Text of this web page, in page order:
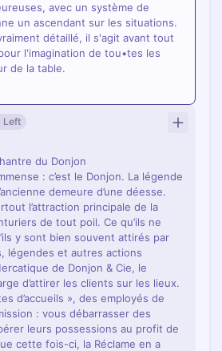
avec un système de
un ascendant sur les situations.
détaillé, il s'agit avant tout
l'imagination de tou•tes les
de la table.
Left
du Donjon
: c’est le Donjon. La légende
demeure d’une déesse.
l’attraction principale de la
de tout poil. Ce qu’ils ne
y sont bien souvent attirés par
légendes et autres actions
de Donjon & Cie, le
d’attirer les clients sur les lieux.
d’accueils », des employés de
: vous débarrasser des
leurs possessions au profit de
cette fois-ci, la Réclame en a